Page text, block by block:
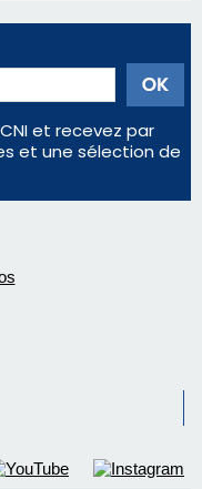
et recevez par
et une sélection de